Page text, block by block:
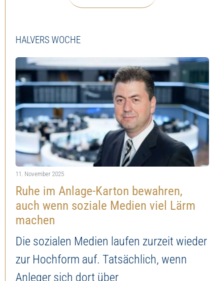
HALVERS WOCHE
11. November 2025
Ruhe im Anlage-Karton bewahren,
auch wenn soziale Medien viel Lärm
machen
Die sozialen Medien laufen zurzeit wieder
zur Hochform auf. Tatsächlich, wenn
Anleger sich dort über